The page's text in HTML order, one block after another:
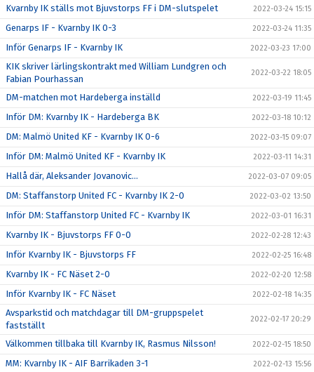
Kvarnby IK ställs mot Bjuvstorps FF i DM-slutspelet 2022-03-24 15:15
Genarps IF - Kvarnby IK 0-3 2022-03-24 11:35
Inför Genarps IF - Kvarnby IK 2022-03-23 17:00
KIK skriver lärlingskontrakt med William Lundgren och
Fabian Pourhassan
2022-03-22 18:05
DM-matchen mot Hardeberga inställd 2022-03-19 11:45
Inför DM: Kvarnby IK - Hardeberga BK 2022-03-18 10:12
DM: Malmö United KF - Kvarnby IK 0-6 2022-03-15 09:07
Inför DM: Malmö United KF - Kvarnby IK 2022-03-11 14:31
Hallå där, Aleksander Jovanovic... 2022-03-07 09:05
DM: Staffanstorp United FC - Kvarnby IK 2-0 2022-03-02 13:50
Inför DM: Staffanstorp United FC - Kvarnby IK 2022-03-01 16:31
Kvarnby IK - Bjuvstorps FF 0-0 2022-02-28 12:43
Inför Kvarnby IK - Bjuvstorps FF 2022-02-25 16:48
Kvarnby IK - FC Näset 2-0 2022-02-20 12:58
Inför Kvarnby IK - FC Näset 2022-02-18 14:35
Avsparkstid och matchdagar till DM-gruppspelet
fastställt
2022-02-17 20:29
Välkommen tillbaka till Kvarnby IK, Rasmus Nilsson! 2022-02-15 18:50
MM: Kvarnby IK - AIF Barrikaden 3-1 2022-02-13 15:56